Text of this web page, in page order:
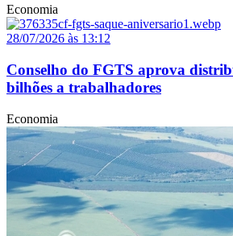
Economia
28/07/2026 às 13:12
Conselho do FGTS aprova
bilhões a trabalhadores
Economia